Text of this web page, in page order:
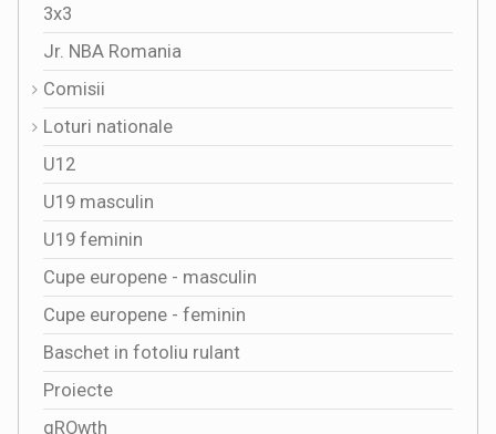
3x3
Jr. NBA Romania
Comisii
Loturi nationale
U12
U19 masculin
U19 feminin
Cupe europene - masculin
Cupe europene - feminin
Baschet in fotoliu rulant
Proiecte
gROwth